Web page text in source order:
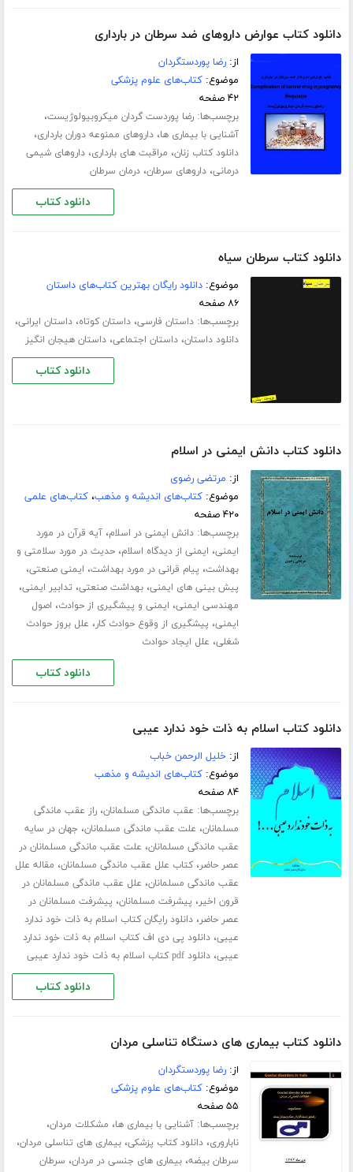
دانلود کتاب عوارض داروهای ضد سرطان در بارداری
از:رضا پوردستگردان
موضوع:کتاب‌های علوم پزشکی
۴۲ صفحه
برچسب‌ها:رضا پوردست گردان میکروبیولوژیست،
آشنایی با بیماری ها،داروهای ممنوعه دوران بارداری،
دانلود کتاب زنان، مراقبت های بارداری،داروهای شیمی
درمانی،داروهای سرطان،درمان سرطان
دانلود کتاب
دانلود کتاب سرطان سیاه
موضوع:دانلود رایگان بهترین کتاب‌های داستان
۸۶ صفحه
برچسب‌ها:داستان فارسی،داستان کوتاه،داستان ایرانی،
دانلود داستان،داستان اجتماعی،داستان هیجان انگیز
دانلود کتاب
دانلود کتاب دانش ایمنی در اسلام
از: مرتضی رضوی
موضوع:کتاب‌های اندیشه و مذهب،کتاب‌های علمی
۴۲۰ صفحه
برچسب‌ها:دانش ایمنی در اسلام،آیه قرآن در مورد
ایمنی، ایمنی از دیدگاه اسلام،حدیث در مورد سلامتی و
بهداشت، پیام قرانی در مورد بهداشت، ایمنی صنعتی،
پیش بینی های ایمنی،بهداشت صنعتی، تدابیر ایمنی،
مهندسی ایمنی، ایمنی و پیشگیری از حوادث، اصول
ایمنی، پیشگیری از وقوع حوادث کار، علل بروز حوادث
شغلی، علل ایجاد حوادث
دانلود کتاب
دانلود کتاب اسلام به ذات خود ندارد عیبی
از:خلیل الرحمن خباب
موضوع:کتاب‌های اندیشه و مذهب
۸۴ صفحه
برچسب‌ها: عقب ماندگی مسلمانان،راز عقب ماندگی
مسلمانان، علت عقب ماندگی مسلمانان، جهان در سایه
عقب ماندگی مسلمانان، علت عقب ماندگی مسلمانان در
عصر حاضر،کتاب علل عقب ماندگی مسلمانان، مقاله علل
عقب ماندگی مسلمانان، علل عقب ماندگی مسلمانان در
قرون اخیر، پیشرفت مسلمانان، پیشرفت مسلمانان در
عصر حاضر،دانلود رایگان کتاب اسلام به ذات خود ندارد
عیبی،دانلود پی دی اف کتاب اسلام به ذات خود ندارد
عیبی،دانلود pdf کتاب اسلام به ذات خود ندارد عیبی
دانلود کتاب
دانلود کتاب بیماری های دستگاه تناسلی مردان
از:رضا پوردستگردان
موضوع:کتاب‌های علوم پزشکی
۵۵ صفحه
برچسب‌ها:آشنایی با بیماری ها، مشکلات مردان،
ناباروری،دانلود کتاب پزشکی،بیماری های تناسلی مردان،
سرطان بیضه،بیماری های جنسی در مردان، سرطان